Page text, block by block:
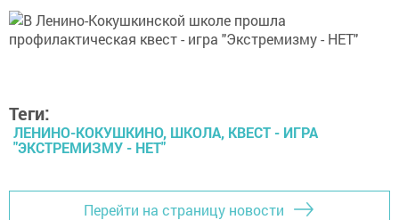
Теги:
ЛЕНИНО-КОКУШКИНО, ШКОЛА, КВЕСТ - ИГРА
"ЭКСТРЕМИЗМУ - НЕТ"
Перейти на страницу новости